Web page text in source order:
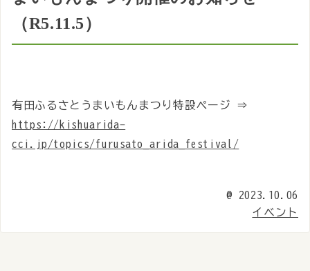
（R5.11.5）
有田ふるさとうまいもんまつり特設ページ ⇒
https://kishuarida-
cci.jp/topics/furusato_arida_festival/
@ 2023.10.06
イベント